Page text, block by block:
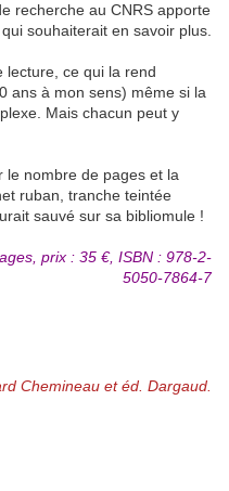
recherche au CNRS apporte
souhaiterait en savoir plus.
lecture, ce qui la rend
ans à mon sens) même si la
Mais chacun peut y
le nombre de pages et la
ruban, tranche teintée
sauvé sur sa bibliomule !
prix : 35 €, ISBN : 978-2-
5050-7864-7
Chemineau et éd. Dargaud.